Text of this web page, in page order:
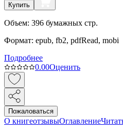
Купить
Объем: 396 бумажных стр.
Формат: epub, fb2, pdfRead, mobi
Подробнее
0.00Оценить
Пожаловаться
О книгеотзывыОглавление